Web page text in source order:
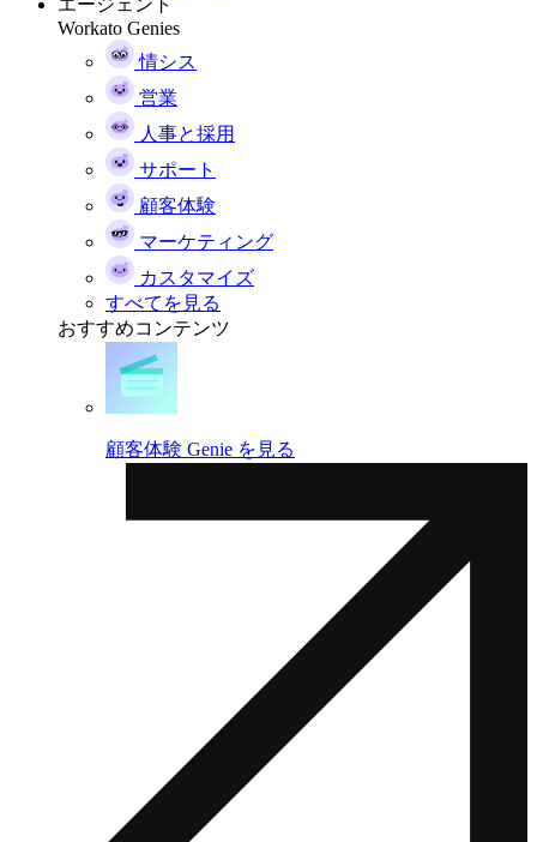
エージェント
Workato Genies
情シス
営業
人事と採用
サポート
顧客体験
マーケティング
カスタマイズ
すべてを見る
おすすめコンテンツ
顧客体験 Genie を見る